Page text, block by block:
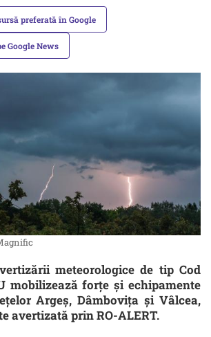
preferată în Google
Google News
meteorologice de tip Cod
mobilizează forțe și echipamente
Argeș, Dâmbovița și Vâlcea,
avertizată prin RO-ALERT.